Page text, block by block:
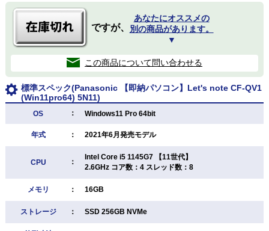
ですが、
あなたにオススメの
別の商品があります。
▼
この商品について問い合わせる
標準スペック(Panasonic 【即納パソコン】Let's note CF-QV1
(Win11pro64) 5N11)
OS ： Windows11 Pro 64bit
年式 ： 2021年6月発売モデル
CPU ：
Intel Core i5 1145G7 【11世代】
2.6GHz コア数：4 スレッド数：8
メモリ ： 16GB
ストレージ ： SSD 256GB NVMe